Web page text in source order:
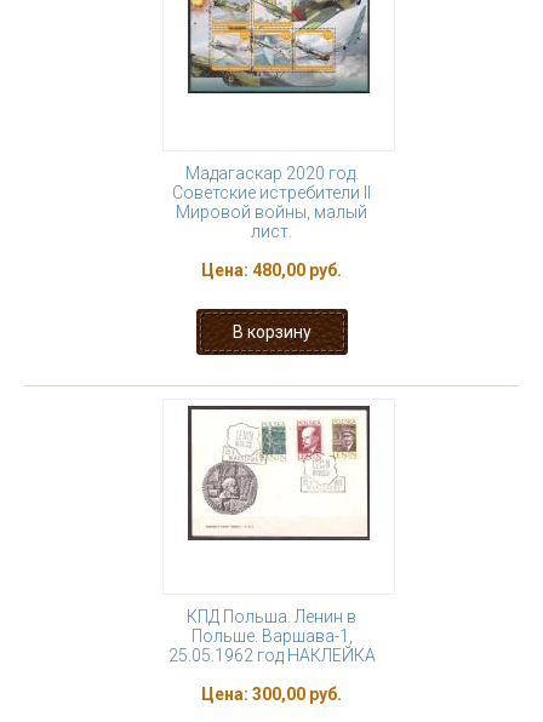
Мадагаскар 2020 год.
Советские истребители II
Мировой войны, малый
лист.
Цена: 480,00 руб.
КПД Польша. Ленин в
Польше. Варшава-1,
25.05.1962 год НАКЛЕЙКА
Цена: 300,00 руб.